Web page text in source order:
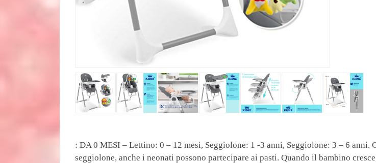
: DA 0 MESI – Lettino: 0 – 12 mesi, Seggiolone: 1 -3 anni, Seggiolone: 3 – 6 anni.
seggiolone, anche i neonati possono partecipare ai pasti. Quando il bambino